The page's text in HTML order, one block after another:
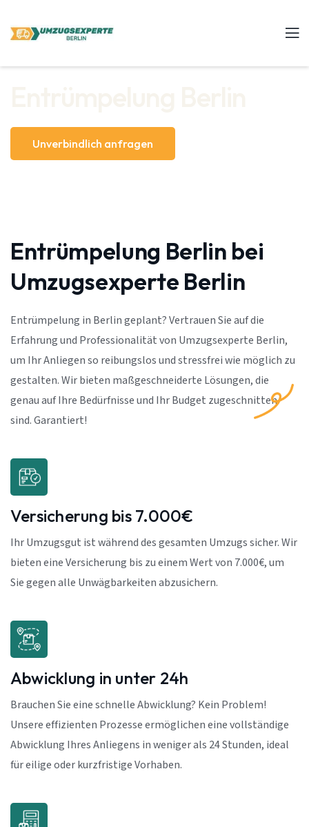
Unverbindlich anfragen
Entrümpelung Berlin bei
Umzugsexperte Berlin
Entrümpelung in Berlin geplant? Vertrauen Sie auf die
Erfahrung und Professionalität von Umzugsexperte Berlin,
um Ihr Anliegen so reibungslos und stressfrei wie möglich zu
gestalten. Wir bieten maßgeschneiderte Lösungen, die
genau auf Ihre Bedürfnisse und Ihr Budget zugeschnitten
sind. Garantiert!
Versicherung bis 7.000€
Ihr Umzugsgut ist während des gesamten Umzugs sicher. Wir
bieten eine Versicherung bis zu einem Wert von 7.000€, um
Sie gegen alle Unwägbarkeiten abzusichern.
Abwicklung in unter 24h
Brauchen Sie eine schnelle Abwicklung? Kein Problem!
Unsere effizienten Prozesse ermöglichen eine vollständige
Abwicklung Ihres Anliegens in weniger als 24 Stunden, ideal
für eilige oder kurzfristige Vorhaben.